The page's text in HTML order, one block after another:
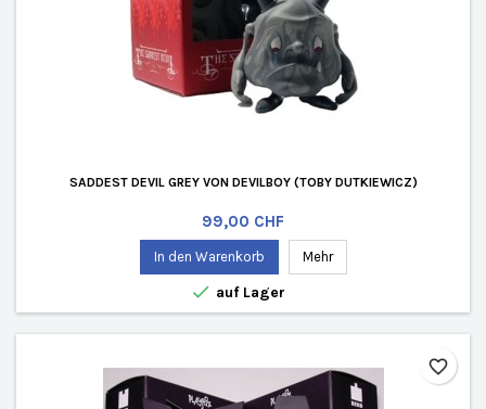
SADDEST DEVIL GREY VON DEVILBOY (TOBY DUTKIEWICZ)
Preis
99,00 CHF
In den Warenkorb Mehr
 auf Lager
favorite_border